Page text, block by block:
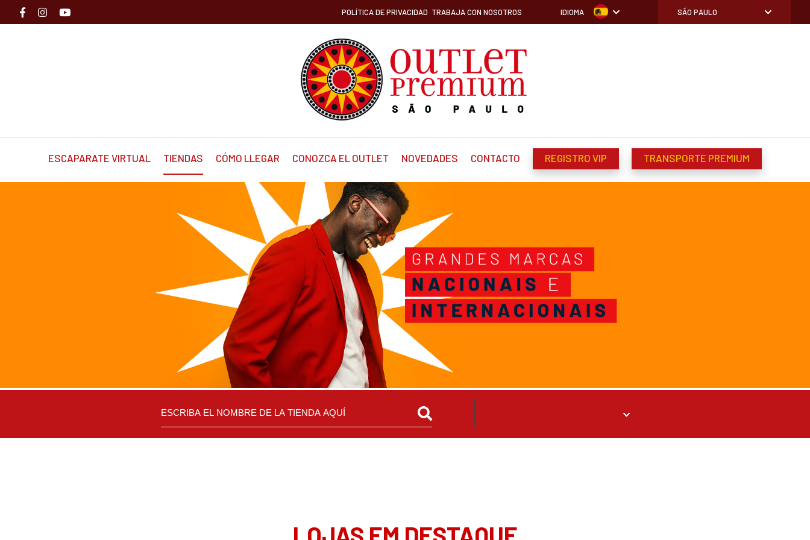
POLÍTICA DE PRIVACIDAD TRABAJA CON NOSOTROS IDIOMA SÃO PAULO
ESCAPARATE VIRTUAL TIENDAS CÓMO LLEGAR CONOZCA EL OUTLET NOVEDADES CONTACTO REGISTRO VIP TRANSPORTE PREMIUM